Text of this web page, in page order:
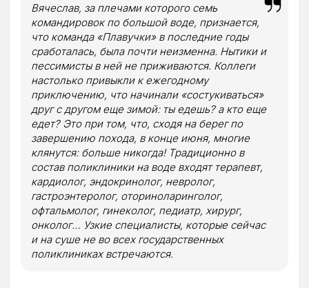
Вячеслав, за плечами которого семь
командировок по большой воде, признается,
что команда «Плавучки» в последние годы
сработалась, была почти неизменна. Нытики и
пессимисты в ней не приживаются. Коллеги
настолько привыкли к ежегодному
приключению, что начинали «состукиваться»
друг с другом еще зимой: ты едешь? а кто еще
едет? Это при том, что, сходя на берег по
завершению похода, в конце июня, многие
клянутся: больше никогда! Традиционно в
состав поликлиники на воде входят терапевт,
кардиолог, эндокринолог, невролог,
гастроэнтеролог, оториноларинголог,
офтальмолог, гинеколог, педиатр, хирург,
онколог… Узкие специалисты, которые сейчас
и на суше не во всех государственных
поликлиниках встречаются.